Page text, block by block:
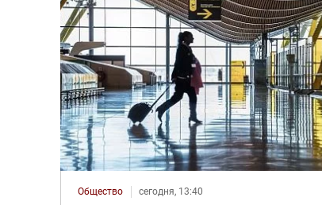
Общество сегодня, 13:40